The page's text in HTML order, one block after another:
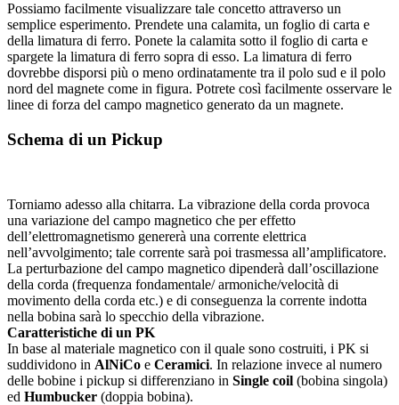
Possiamo facilmente visualizzare tale concetto attraverso un
semplice esperimento. Prendete una calamita, un foglio di carta e
della limatura di ferro. Ponete la calamita sotto il foglio di carta e
spargete la limatura di ferro sopra di esso. La limatura di ferro
dovrebbe disporsi più o meno ordinatamente tra il polo sud e il polo
nord del magnete come in figura. Potrete così facilmente osservare le
linee di forza del campo magnetico generato da un magnete.
Schema di un Pickup
Torniamo adesso alla chitarra. La vibrazione della corda provoca
una variazione del campo magnetico che per effetto
dell’elettromagnetismo genererà una corrente elettrica
nell’avvolgimento; tale corrente sarà poi trasmessa all’amplificatore.
La perturbazione del campo magnetico dipenderà dall’oscillazione
della corda (frequenza fondamentale/ armoniche/velocità di
movimento della corda etc.) e di conseguenza la corrente indotta
nella bobina sarà lo specchio della vibrazione.
Caratteristiche di un PK
In base al materiale magnetico con il quale sono costruiti, i PK si
suddividono in AlNiCo e Ceramici. In relazione invece al numero
delle bobine i pickup si differenziano in Single coil (bobina singola)
ed Humbucker (doppia bobina).